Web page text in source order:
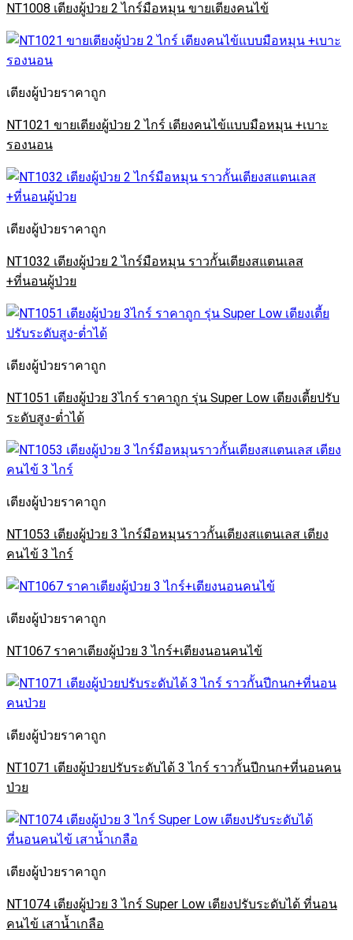
NT1008 เตียงผู้ป่วย 2 ไกร์มือหมุน ขายเตียงคนไข้
เตียงผู้ป่วยราคาถูก
NT1021 ขายเตียงผู้ป่วย 2 ไกร์ เตียงคนไข้แบบมือหมุน +เบาะ
รองนอน
เตียงผู้ป่วยราคาถูก
NT1032 เตียงผู้ป่วย 2 ไกร์มือหมุน ราวกั้นเตียงสแตนเลส
+ที่นอนผู้ป่วย
เตียงผู้ป่วยราคาถูก
NT1051 เตียงผู้ป่วย 3ไกร์ ราคาถูก รุ่น Super Low เตียงเตี้ยปรับ
ระดับสูง-ต่ำได้
เตียงผู้ป่วยราคาถูก
NT1053 เตียงผู้ป่วย 3 ไกร์มือหมุนราวกั้นเตียงสแตนเลส เตียง
คนไข้ 3 ไกร์
เตียงผู้ป่วยราคาถูก
NT1067 ราคาเตียงผู้ป่วย 3 ไกร์+เตียงนอนคนไข้
เตียงผู้ป่วยราคาถูก
NT1071 เตียงผู้ป่วยปรับระดับได้ 3 ไกร์ ราวกั้นปีกนก+ที่นอนคน
ป่วย
เตียงผู้ป่วยราคาถูก
NT1074 เตียงผู้ป่วย 3 ไกร์ Super Low เตียงปรับระดับได้ ที่นอน
คนไข้ เสาน้ำเกลือ